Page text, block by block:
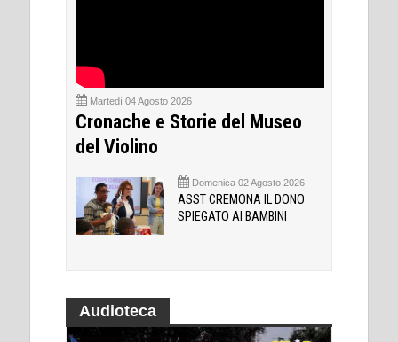
Martedì 04 Agosto 2026
Cronache e Storie del Museo
del Violino
Domenica 02 Agosto 2026
ASST CREMONA IL DONO
SPIEGATO AI BAMBINI
Audioteca